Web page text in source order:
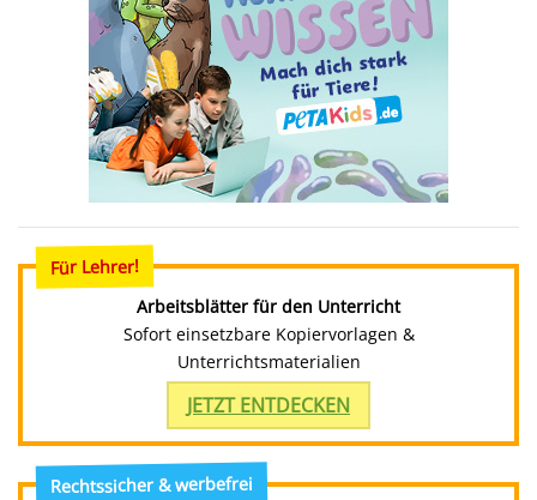
Für Lehrer!
Arbeitsblätter für den Unterricht
Sofort einsetzbare Kopiervorlagen &
Unterrichtsmaterialien
JETZT ENTDECKEN
Rechtssicher & werbefrei